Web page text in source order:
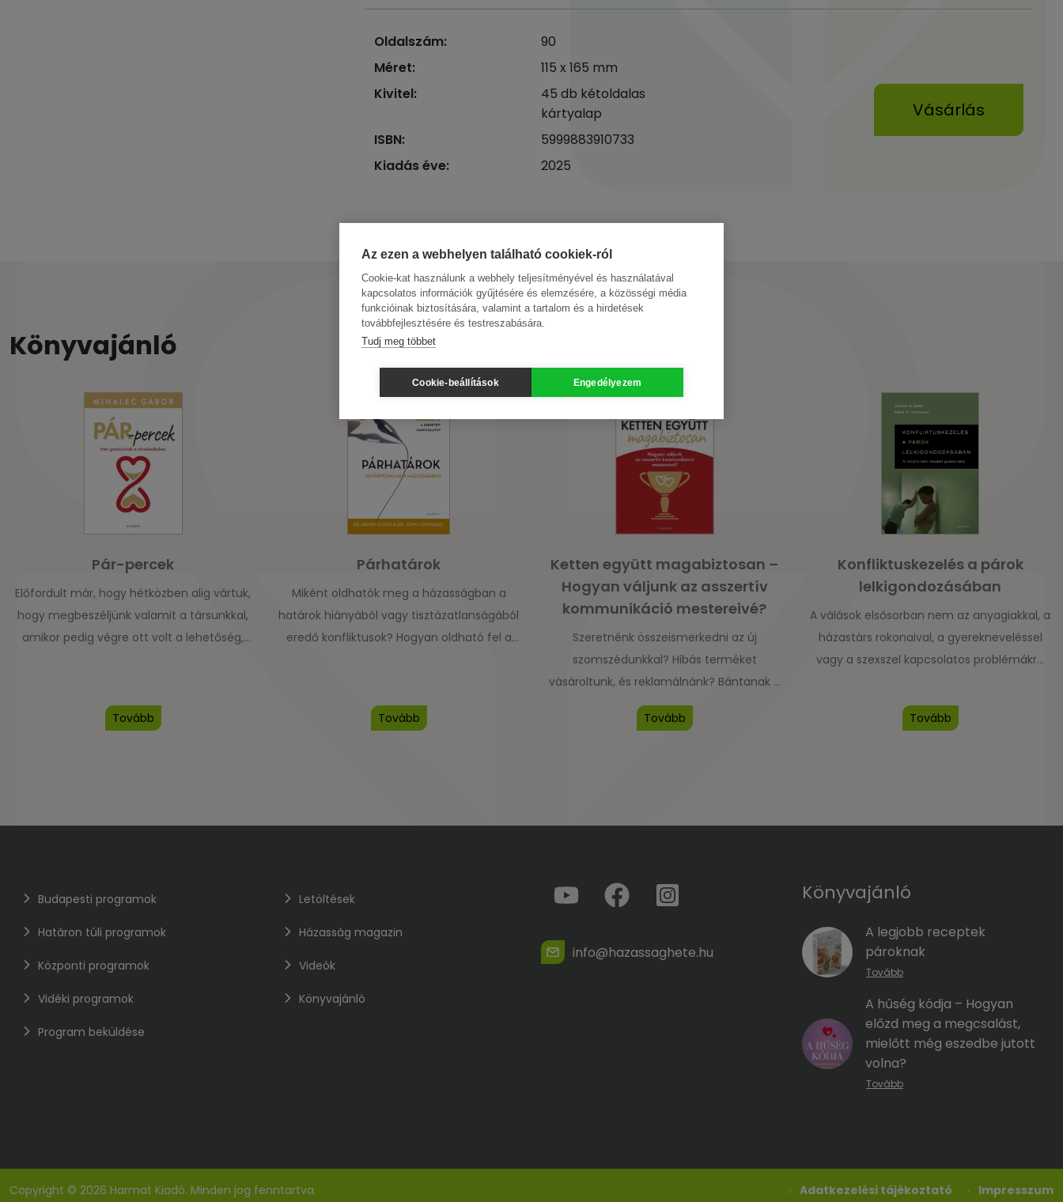
Oldalszám:
90
Méret:
115 x 165 mm
Kivitel:
45 db kétoldalas
kártyalap
ISBN:
5999883910733
Kiadás éve:
2025
Vásárlás
Könyvajánló
Pár-percek
Előfordult már, hogy hétközben alig vártuk,
hogy megbeszéljünk valamit a társunkkal,
amikor pedig végre ott volt a lehetőség,
könyvében 52 rövid gondolatébresztővel
segít átlendülni ezeken a nehézségeken. A
Tovább
Párhatárok
Miként oldhatók meg a házasságban a
határok hiányából vagy tisztázatlanságából
eredő konfliktusok? Hogyan oldható fel a
a szabadság és a felelősségvállalás? Hol a
határ az egymással való törődés és
Tovább
Ketten együtt magabiztosan –
Hogyan váljunk az asszertív
kommunikáció mestereivé?
Szeretnénk összeismerkedni az új
szomszédunkkal? Hibás terméket
vásároltunk, és reklamálnánk? Bántanak a
társunk lekicsinylő megjegyzései?
Bizonytalanul, erőszakosan vagy
élethelyzetben hatékony? A ​népszerű
előadó és tapasztalt párterapeuta ezúttal
Tovább
Konfliktuskezelés a párok
lelkigondozásában
A válások elsősorban nem az anyagiakkal, a
házastárs rokonaival, a gyerekneveléssel
vagy a szexszel kapcsolatos problémákra
hogy a párok nem tudják, hogyan kezeljék
a problémáikból fakadó konfliktusokat. A
Tovább
Budapesti programok
Határon túli programok
Központi programok
Vidéki programok
Program beküldése
Letöltések
Házasság magazin
Videók
Könyvajánló
info@hazassaghete.hu
Könyvajánló
A legjobb receptek
pároknak
Tovább
A hűség kódja – Hogyan
előzd meg a megcsalást,
mielőtt még eszedbe jutott
volna?
Tovább
Copyright © 2026 Harmat Kiadó. Minden jog fenntartva. Adatkezelési tájékoztató Impresszum
Az ezen a webhelyen található cookiek-ról
Cookie-kat használunk a webhely teljesítményével és használatával
kapcsolatos információk gyűjtésére és elemzésére, a közösségi média
funkcióinak biztosítására, valamint a tartalom és a hirdetések
továbbfejlesztésére és testreszabására.
Tudj meg többet
Cookie-beállítások Engedélyezem